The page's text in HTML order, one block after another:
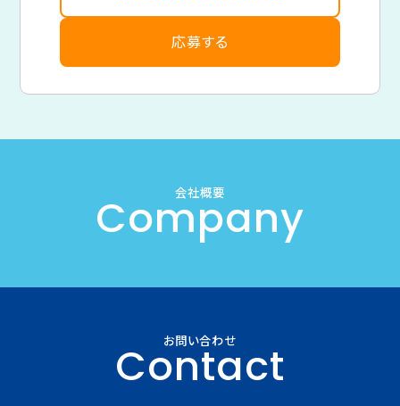
応募する
会社概要
Company
お問い合わせ
Contact